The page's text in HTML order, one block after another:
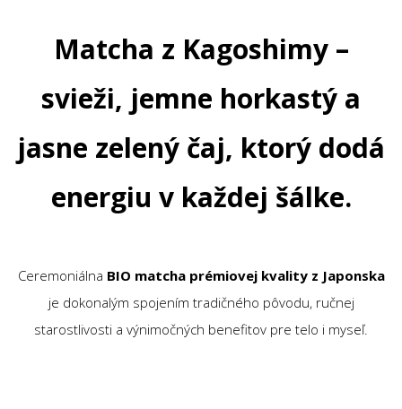
Matcha z Kagoshimy –
svieži, jemne horkastý a
jasne zelený čaj, ktorý dodá
energiu v každej šálke.
Ceremoniálna BIO matcha prémiovej kvality z Japonska
je dokonalým spojením tradičného pôvodu, ručnej
starostlivosti a výnimočných benefitov pre telo i myseľ.